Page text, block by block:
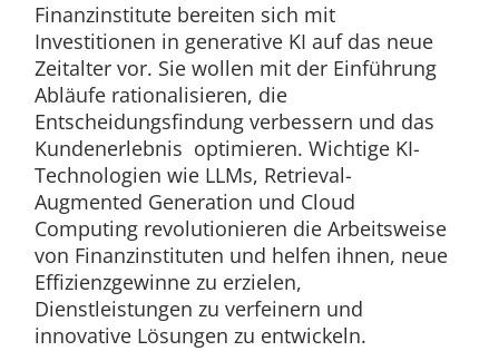
Finanzinstitute bereiten sich mit
Investitionen in generative KI auf das neue
Zeitalter vor. Sie wollen mit der Einführung
Abläufe rationalisieren, die
Entscheidungsfindung verbessern und das
Kundenerlebnis optimieren. Wichtige KI-
Technologien wie LLMs, Retrieval-
Augmented Generation und Cloud
Computing revolutionieren die Arbeitsweise
von Finanzinstituten und helfen ihnen, neue
Effizienzgewinne zu erzielen,
Dienstleistungen zu verfeinern und
innovative Lösungen zu entwickeln.